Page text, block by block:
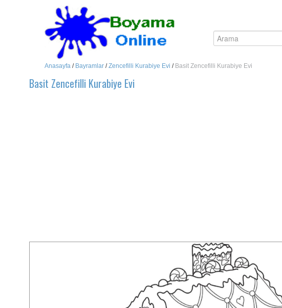
Anasayfa / Bayramlar /Zencefilli Kurabiye Evi / Basit Zencefilli Kurabiye Evi
Basit Zencefilli Kurabiye Evi